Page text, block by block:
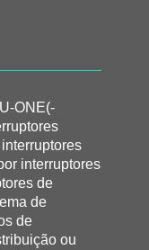
ONE(-
interruptores
de
de
de
ou